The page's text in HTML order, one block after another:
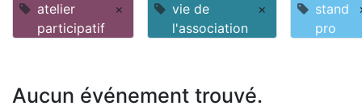
atelier
participatif
×
vie de
l'association
×
stand
pro
Aucun événement trouvé.